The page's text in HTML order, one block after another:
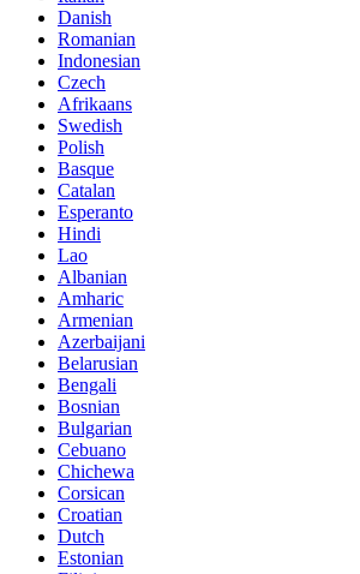
Danish
Romanian
Indonesian
Czech
Afrikaans
Swedish
Polish
Basque
Catalan
Esperanto
Hindi
Lao
Albanian
Amharic
Armenian
Azerbaijani
Belarusian
Bengali
Bosnian
Bulgarian
Cebuano
Chichewa
Corsican
Croatian
Dutch
Estonian